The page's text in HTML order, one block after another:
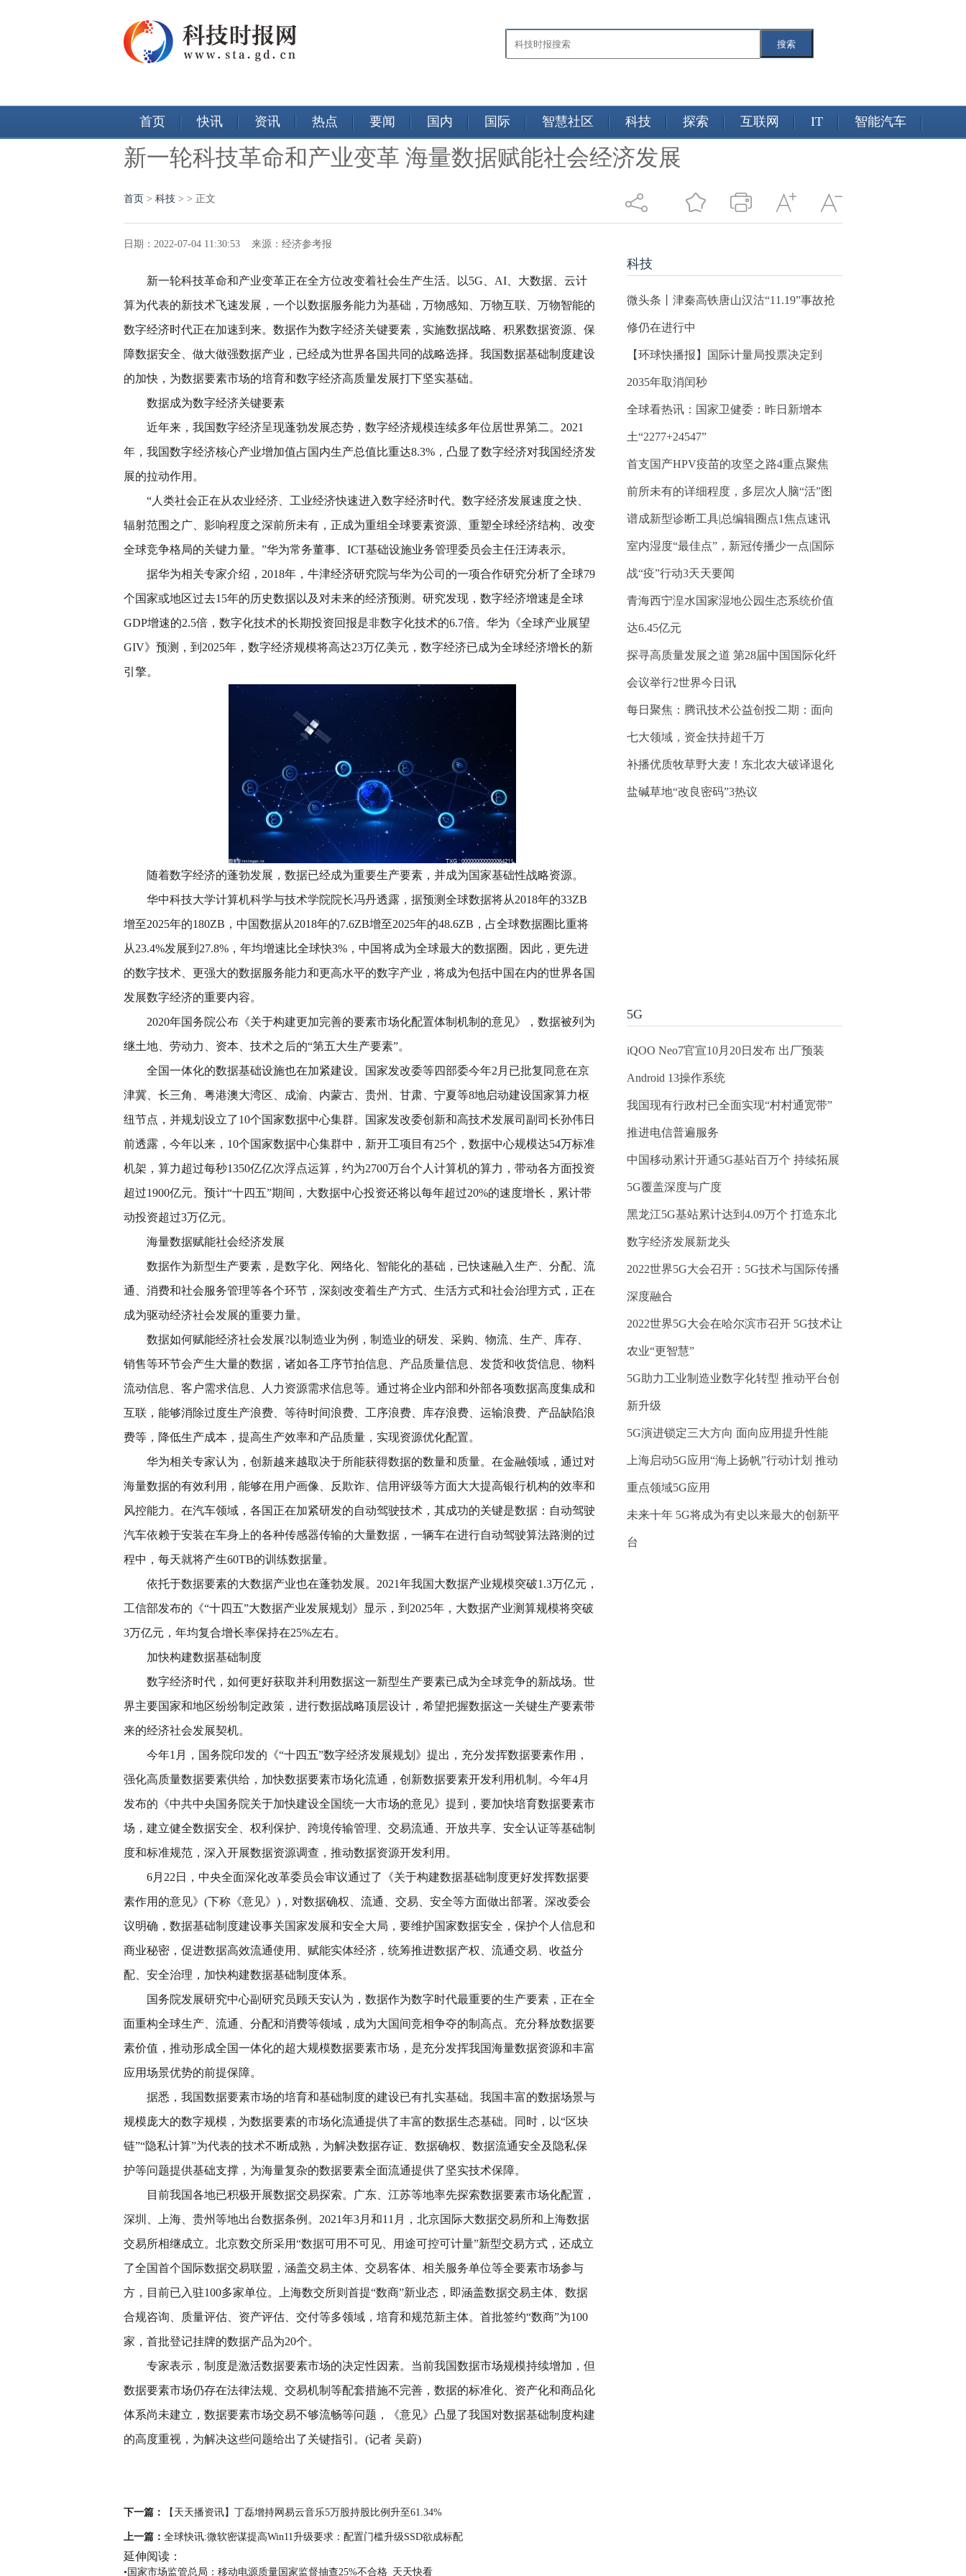
搜索
首页 快讯 资讯 热点 要闻 国内 国际 智慧社区 科技 探索 互联网 IT 智能汽车
新一轮科技革命和产业变革 海量数据赋能社会经济发展
首页 > 科技 > > 正文
日期：2022-07-04 11:30:53 来源：经济参考报
新一轮科技革命和产业变革正在全方位改变着社会生产生活。以5G、AI、大数据、云计
算为代表的新技术飞速发展，一个以数据服务能力为基础，万物感知、万物互联、万物智能的
数字经济时代正在加速到来。数据作为数字经济关键要素，实施数据战略、积累数据资源、保
障数据安全、做大做强数据产业，已经成为世界各国共同的战略选择。我国数据基础制度建设
的加快，为数据要素市场的培育和数字经济高质量发展打下坚实基础。
数据成为数字经济关键要素
近年来，我国数字经济呈现蓬勃发展态势，数字经济规模连续多年位居世界第二。2021
年，我国数字经济核心产业增加值占国内生产总值比重达8.3%，凸显了数字经济对我国经济发
展的拉动作用。
“人类社会正在从农业经济、工业经济快速进入数字经济时代。数字经济发展速度之快、
辐射范围之广、影响程度之深前所未有，正成为重组全球要素资源、重塑全球经济结构、改变
全球竞争格局的关键力量。”华为常务董事、ICT基础设施业务管理委员会主任汪涛表示。
据华为相关专家介绍，2018年，牛津经济研究院与华为公司的一项合作研究分析了全球79
个国家或地区过去15年的历史数据以及对未来的经济预测。研究发现，数字经济增速是全球
GDP增速的2.5倍，数字化技术的长期投资回报是非数字化技术的6.7倍。华为《全球产业展望
GIV》预测，到2025年，数字经济规模将高达23万亿美元，数字经济已成为全球经济增长的新
引擎。
随着数字经济的蓬勃发展，数据已经成为重要生产要素，并成为国家基础性战略资源。
华中科技大学计算机科学与技术学院院长冯丹透露，据预测全球数据将从2018年的33ZB
增至2025年的180ZB，中国数据从2018年的7.6ZB增至2025年的48.6ZB，占全球数据圈比重将
从23.4%发展到27.8%，年均增速比全球快3%，中国将成为全球最大的数据圈。因此，更先进
的数字技术、更强大的数据服务能力和更高水平的数字产业，将成为包括中国在内的世界各国
发展数字经济的重要内容。
2020年国务院公布《关于构建更加完善的要素市场化配置体制机制的意见》，数据被列为
继土地、劳动力、资本、技术之后的“第五大生产要素”。
全国一体化的数据基础设施也在加紧建设。国家发改委等四部委今年2月已批复同意在京
津冀、长三角、粤港澳大湾区、成渝、内蒙古、贵州、甘肃、宁夏等8地启动建设国家算力枢
纽节点，并规划设立了10个国家数据中心集群。国家发改委创新和高技术发展司副司长孙伟日
前透露，今年以来，10个国家数据中心集群中，新开工项目有25个，数据中心规模达54万标准
机架，算力超过每秒1350亿亿次浮点运算，约为2700万台个人计算机的算力，带动各方面投资
超过1900亿元。预计“十四五”期间，大数据中心投资还将以每年超过20%的速度增长，累计带
动投资超过3万亿元。
海量数据赋能社会经济发展
数据作为新型生产要素，是数字化、网络化、智能化的基础，已快速融入生产、分配、流
通、消费和社会服务管理等各个环节，深刻改变着生产方式、生活方式和社会治理方式，正在
成为驱动经济社会发展的重要力量。
数据如何赋能经济社会发展?以制造业为例，制造业的研发、采购、物流、生产、库存、
销售等环节会产生大量的数据，诸如各工序节拍信息、产品质量信息、发货和收货信息、物料
流动信息、客户需求信息、人力资源需求信息等。通过将企业内部和外部各项数据高度集成和
互联，能够消除过度生产浪费、等待时间浪费、工序浪费、库存浪费、运输浪费、产品缺陷浪
费等，降低生产成本，提高生产效率和产品质量，实现资源优化配置。
华为相关专家认为，创新越来越取决于所能获得数据的数量和质量。在金融领域，通过对
海量数据的有效利用，能够在用户画像、反欺诈、信用评级等方面大大提高银行机构的效率和
风控能力。在汽车领域，各国正在加紧研发的自动驾驶技术，其成功的关键是数据：自动驾驶
汽车依赖于安装在车身上的各种传感器传输的大量数据，一辆车在进行自动驾驶算法路测的过
程中，每天就将产生60TB的训练数据量。
依托于数据要素的大数据产业也在蓬勃发展。2021年我国大数据产业规模突破1.3万亿元，
工信部发布的《“十四五”大数据产业发展规划》显示，到2025年，大数据产业测算规模将突破
3万亿元，年均复合增长率保持在25%左右。
加快构建数据基础制度
数字经济时代，如何更好获取并利用数据这一新型生产要素已成为全球竞争的新战场。世
界主要国家和地区纷纷制定政策，进行数据战略顶层设计，希望把握数据这一关键生产要素带
来的经济社会发展契机。
今年1月，国务院印发的《“十四五”数字经济发展规划》提出，充分发挥数据要素作用，
强化高质量数据要素供给，加快数据要素市场化流通，创新数据要素开发利用机制。今年4月
发布的《中共中央国务院关于加快建设全国统一大市场的意见》提到，要加快培育数据要素市
场，建立健全数据安全、权利保护、跨境传输管理、交易流通、开放共享、安全认证等基础制
度和标准规范，深入开展数据资源调查，推动数据资源开发利用。
6月22日，中央全面深化改革委员会审议通过了《关于构建数据基础制度更好发挥数据要
素作用的意见》(下称《意见》)，对数据确权、流通、交易、安全等方面做出部署。深改委会
议明确，数据基础制度建设事关国家发展和安全大局，要维护国家数据安全，保护个人信息和
商业秘密，促进数据高效流通使用、赋能实体经济，统筹推进数据产权、流通交易、收益分
配、安全治理，加快构建数据基础制度体系。
国务院发展研究中心副研究员顾天安认为，数据作为数字时代最重要的生产要素，正在全
面重构全球生产、流通、分配和消费等领域，成为大国间竞相争夺的制高点。充分释放数据要
素价值，推动形成全国一体化的超大规模数据要素市场，是充分发挥我国海量数据资源和丰富
应用场景优势的前提保障。
据悉，我国数据要素市场的培育和基础制度的建设已有扎实基础。我国丰富的数据场景与
规模庞大的数字规模，为数据要素的市场化流通提供了丰富的数据生态基础。同时，以“区块
链”“隐私计算”为代表的技术不断成熟，为解决数据存证、数据确权、数据流通安全及隐私保
护等问题提供基础支撑，为海量复杂的数据要素全面流通提供了坚实技术保障。
目前我国各地已积极开展数据交易探索。广东、江苏等地率先探索数据要素市场化配置，
深圳、上海、贵州等地出台数据条例。2021年3月和11月，北京国际大数据交易所和上海数据
交易所相继成立。北京数交所采用“数据可用不可见、用途可控可计量”新型交易方式，还成立
了全国首个国际数据交易联盟，涵盖交易主体、交易客体、相关服务单位等全要素市场参与
方，目前已入驻100多家单位。上海数交所则首提“数商”新业态，即涵盖数据交易主体、数据
合规咨询、质量评估、资产评估、交付等多领域，培育和规范新主体。首批签约“数商”为100
家，首批登记挂牌的数据产品为20个。
专家表示，制度是激活数据要素市场的决定性因素。当前我国数据市场规模持续增加，但
数据要素市场仍存在法律法规、交易机制等配套措施不完善，数据的标准化、资产化和商品化
体系尚未建立，数据要素市场交易不够流畅等问题，《意见》凸显了我国对数据基础制度构建
的高度重视，为解决这些问题给出了关键指引。(记者 吴蔚)
下一篇： 【天天播资讯】丁磊增持网易云音乐5万股持股比例升至61.34%
上一篇： 全球快讯:微软密谋提高Win11升级要求：配置门槛升级SSD欲成标配
延伸阅读：
•国家市场监管总局：移动电源质量国家监督抽查25%不合格_天天快看
科技
微头条丨津秦高铁唐山汉沽“11.19”事故抢
修仍在进行中
【环球快播报】国际计量局投票决定到
2035年取消闰秒
全球看热讯：国家卫健委：昨日新增本
土“2277+24547”
首支国产HPV疫苗的攻坚之路4重点聚焦
前所未有的详细程度，多层次人脑“活”图
谱成新型诊断工具|总编辑圈点1焦点速讯
室内湿度“最佳点”，新冠传播少一点|国际
战“疫”行动3天天要闻
青海西宁湟水国家湿地公园生态系统价值
达6.45亿元
探寻高质量发展之道 第28届中国国际化纤
会议举行2世界今日讯
每日聚焦：腾讯技术公益创投二期：面向
七大领域，资金扶持超千万
补播优质牧草野大麦！东北农大破译退化
盐碱草地“改良密码”3热议
5G
iQOO Neo7官宣10月20日发布 出厂预装
Android 13操作系统
我国现有行政村已全面实现“村村通宽带”
推进电信普遍服务
中国移动累计开通5G基站百万个 持续拓展
5G覆盖深度与广度
黑龙江5G基站累计达到4.09万个 打造东北
数字经济发展新龙头
2022世界5G大会召开：5G技术与国际传播
深度融合
2022世界5G大会在哈尔滨市召开 5G技术让
农业“更智慧”
5G助力工业制造业数字化转型 推动平台创
新升级
5G演进锁定三大方向 面向应用提升性能
上海启动5G应用“海上扬帆”行动计划 推动
重点领域5G应用
未来十年 5G将成为有史以来最大的创新平
台